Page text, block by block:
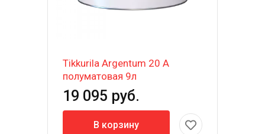
Tikkurila Argentum 20 A
полуматовая 9л
19 095 руб.
В корзину